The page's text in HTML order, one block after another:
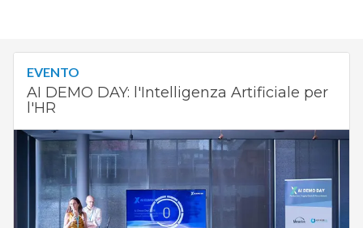
EVENTO
AI DEMO DAY: l'Intelligenza Artificiale per
l'HR